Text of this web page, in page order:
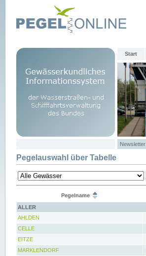
Start
Newsletter
Pegelauswahl über Tabelle
Pegelname
ALLER
AHLDEN
CELLE
EITZE
MARKLENDORF